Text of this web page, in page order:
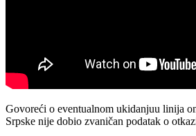
Govoreći o eventualnom ukidanjuu linija
Srpske nije dobio zvaničan podatak o